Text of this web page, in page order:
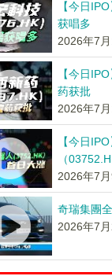
【今日
获唱多
2026年7
【今日
药获批
2026年7
【今日
（
2026年7
奇瑞集團
2026年7